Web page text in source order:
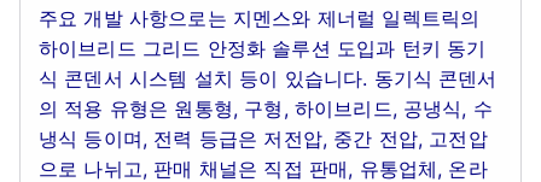
주요 개발 사항으로는 지멘스와 제너럴 일렉트릭의
하이브리드 그리드 안정화 솔루션 도입과 턴키 동기
식 콘덴서 시스템 설치 등이 있습니다. 동기식 콘덴서
의 적용 유형은 원통형, 구형, 하이브리드, 공냉식, 수
냉식 등이며, 전력 등급은 저전압, 중간 전압, 고전압
으로 나뉘고, 판매 채널은 직접 판매, 유통업체, 온라